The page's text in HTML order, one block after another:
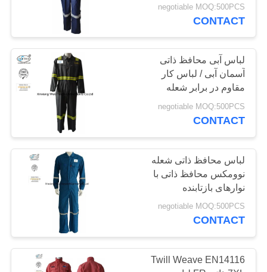
پیراهن مقاوم در برابر
آتش
18
لباس ذاتی FR
17
56
negotiable MOQ:500PCS
CONTACT
لباس آبی محافظ ذاتی
آسمان آبی / لباس کار
مقاوم در برابر شعله
Nomex
negotiable MOQ:500PCS
CONTACT
لباس محافظ ذاتی شعله
نوومکس محافظ ذاتی با
نوارهای بازتابنده
negotiable MOQ:500PCS
CONTACT
Twill Weave EN14116